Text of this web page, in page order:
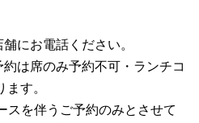
にお電話ください。
は席のみ予約不可・ランチコ
す。
を伴うご予約のみとさせて